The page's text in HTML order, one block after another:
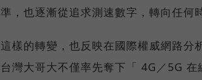
準，也逐漸從追求測速數字，轉向任何
這樣的轉變，也反映在國際權威網路
台灣大哥大不僅率先奪下「 4G／5G